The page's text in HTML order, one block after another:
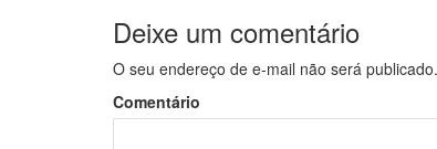
Deixe um comentário
O seu endereço de e-mail não será publicado.
Comentário